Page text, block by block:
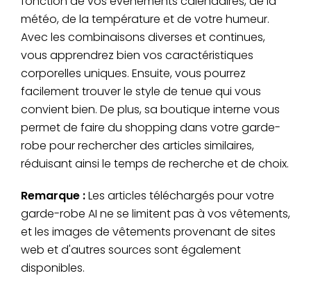
météo, de la température et de votre humeur.
Avec les combinaisons diverses et continues,
vous apprendrez bien vos caractéristiques
corporelles uniques. Ensuite, vous pourrez
facilement trouver le style de tenue qui vous
convient bien. De plus, sa boutique interne vous
permet de faire du shopping dans votre garde-
robe pour rechercher des articles similaires,
réduisant ainsi le temps de recherche et de choix.
Remarque :Les articles téléchargés pour votre
garde-robe AI ne se limitent pas à vos vêtements,
et les images de vêtements provenant de sites
web et d'autres sources sont également
disponibles.